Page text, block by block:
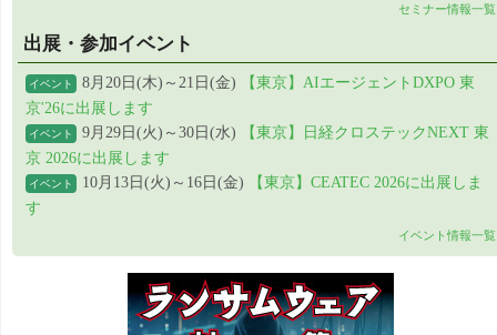
セミナー情報一覧
出展・参加イベント
イベント 8月20日(木)～21日(金)
【東京】AIエージェントDXPO 東
京'26に出展します
イベント 9月29日(火)～30日(水)
【東京】日経クロステックNEXT 東
京 2026に出展します
イベント 10月13日(火)～16日(金)
【東京】CEATEC 2026に出展しま
す
イベント情報一覧